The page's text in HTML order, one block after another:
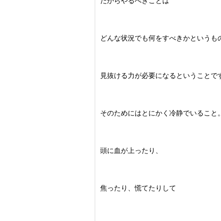
どんな状況でも何をすべきかというも
見抜ける力が必要になるということで
そのためにはとにかく冷静でいること。
頭に血が上ったり、
焦ったり、慌てたりして